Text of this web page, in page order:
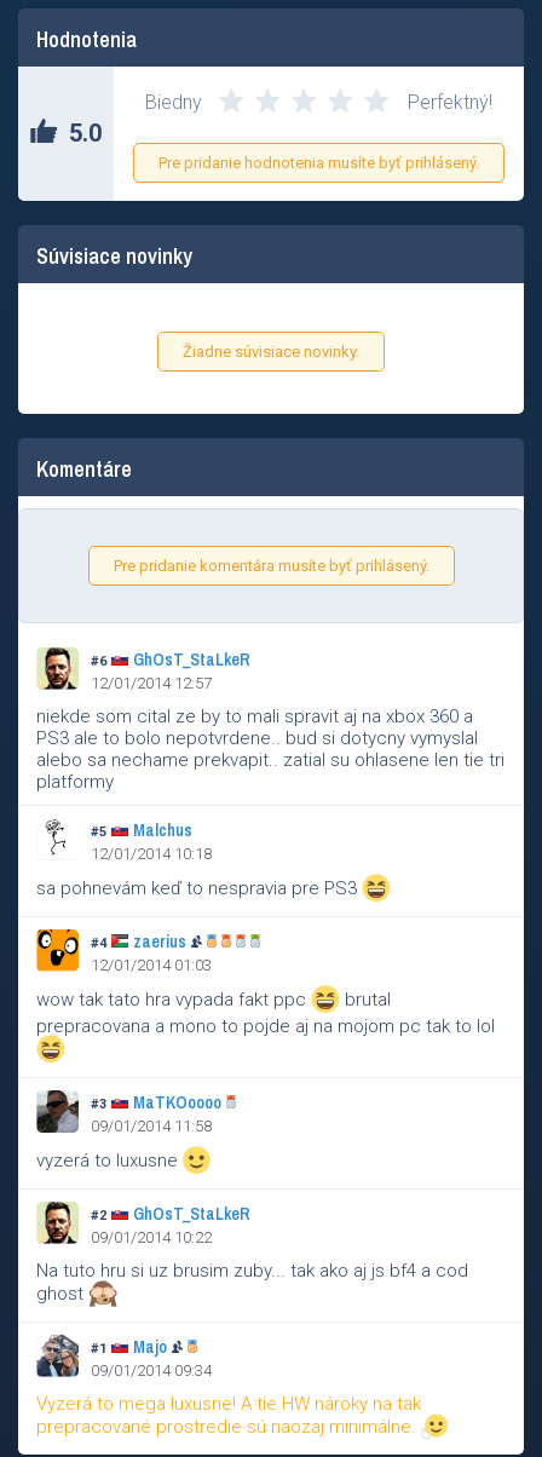
Hodnotenia
5.0
Biedny Perfektný!
Pre pridanie hodnotenia musíte byť prihlásený.
Súvisiace novinky
Žiadne súvisiace novinky.
Komentáre
Pre pridanie komentára musíte byť prihlásený.
#6 GhOsT_StaLkeR
12/01/2014 12:57
niekde som cital ze by to mali spravit aj na xbox 360 a
PS3 ale to bolo nepotvrdene.. bud si dotycny vymyslal
alebo sa nechame prekvapit.. zatial su ohlasene len tie tri
platformy
#5 Malchus
12/01/2014 10:18
sa pohnevám keď to nespravia pre PS3
#4 zaerius
12/01/2014 01:03
wow tak tato hra vypada fakt ppc
brutal
prepracovana a mono to pojde aj na mojom pc tak to lol
#3 MaTKOoooo
09/01/2014 11:58
vyzerá to luxusne
#2 GhOsT_StaLkeR
09/01/2014 10:22
Na tuto hru si uz brusim zuby... tak ako aj js bf4 a cod
ghost
#1 Majo
09/01/2014 09:34
Vyzerá to mega luxusne! A tie HW nároky na tak
prepracované prostredie sú naozaj minimálne.